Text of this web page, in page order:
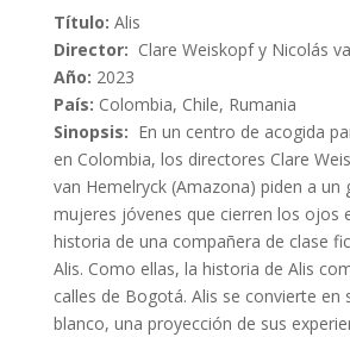
Título: Alis
Director: Clare Weiskopf y Nicolás
Año: 2023
País: Colombia, Chile, Rumania
Sinopsis: En un centro de acogida
en Colombia, los directores Clare
van Hemelryck (Amazona) piden a un
mujeres jóvenes que cierren los ojos
historia de una compañera de clase
Alis. Como ellas, la historia de Alis
calles de Bogotá. Alis se convierte en
blanco, una proyección de sus